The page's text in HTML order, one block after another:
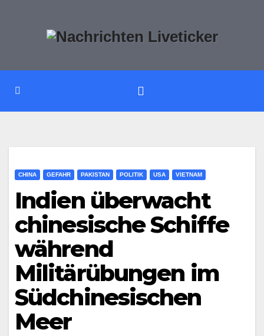
CHINA GEFAHR PAKISTAN POLITIK USA VIETNAM
Indien überwacht
chinesische Schiffe
während
Militärübungen im
Südchinesischen
Meer